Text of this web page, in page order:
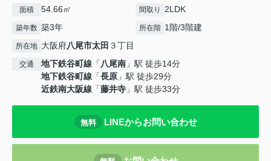
面積 54.66㎡ 間取り 2LDK
築年数 築3年 所在階 1階/3階建
所在地 大阪府八尾市太田 ３丁目
交通 地下鉄谷町線 「 八尾南 」駅 徒歩14分
地下鉄谷町線 「長原 」駅 徒歩29分
近鉄南大阪線 「藤井寺 」駅 徒歩33分
無料 LINEからお問い合わせ